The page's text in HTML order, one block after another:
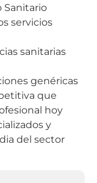
Sanitario
servicios
sanitarias
genéricas
que
hoy
y
del sector